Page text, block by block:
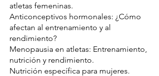
atletas femeninas.
Anticonceptivos hormonales: ¿Cómo
afectan al entrenamiento y al
rendimiento?
Menopausia en atletas: Entrenamiento,
nutrición y rendimiento.
Nutrición específica para mujeres.